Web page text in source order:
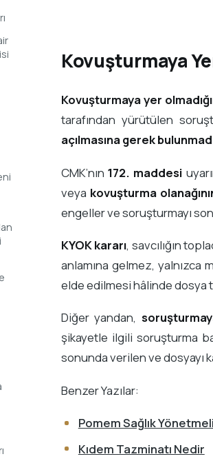
Kovuşturmaya
Kovuşturmaya yer
tarafından yürütülen
açılmasına gerek
CMK’nın172. maddesi
veya kovuşturma
engeller ve soruşturmayı
KYOK kararı, savcılığın
anlamına gelmez, yalnızca
elde edilmesi hâlinde dosya
Diğer yandan,
şikayetle ilgili soruşturma
sonunda verilen ve dosyayı
Benzer Yazılar:
Pomem Sağlık
Kıdem Tazminatı Nedir